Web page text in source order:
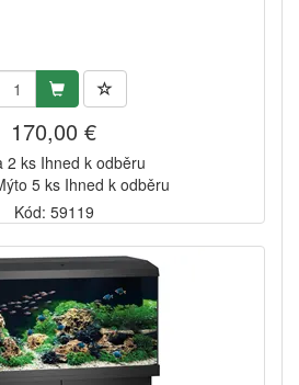
170,00 €
2 ks Ihned k odběru
5 ks Ihned k odběru
Kód: 59119